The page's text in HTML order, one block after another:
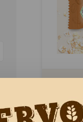
Knackig,